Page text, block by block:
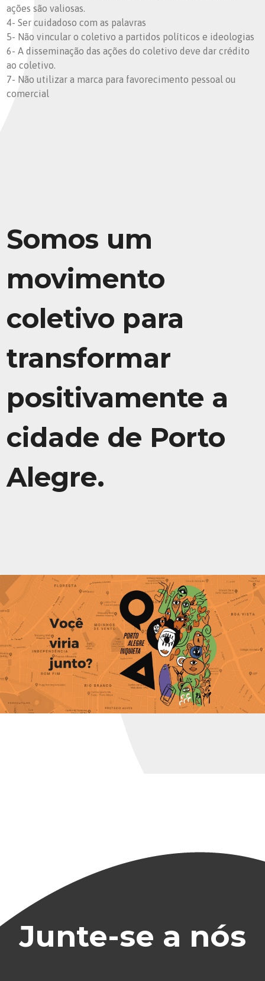
ações são valiosas.
4- Ser cuidadoso com as palavras
5- Não vincular o coletivo a partidos políticos e ideologias
6- A disseminação das ações do coletivo deve dar crédito
ao coletivo.
7- Não utilizar a marca para favorecimento pessoal ou
comercial
Somos um
movimento
coletivo para
transformar
positivamente a
cidade de Porto
Alegre.
Junte-se a nós